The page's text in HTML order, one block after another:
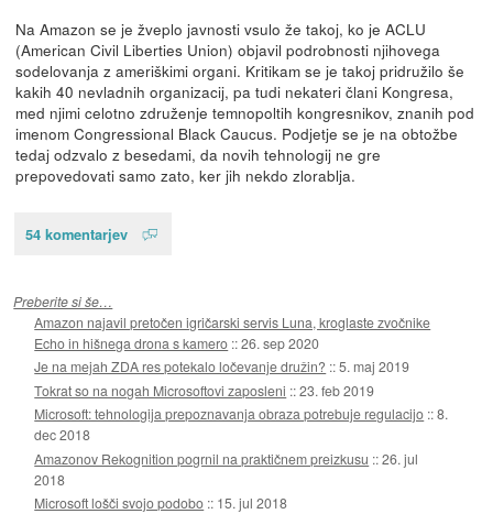
Na Amazon se je žveplo javnosti vsulo že takoj, ko je ACLU
(American Civil Liberties Union) objavil podrobnosti njihovega
sodelovanja z ameriškimi organi. Kritikam se je takoj pridružilo še
kakih 40 nevladnih organizacij, pa tudi nekateri člani Kongresa,
med njimi celotno združenje temnopoltih kongresnikov, znanih pod
imenom Congressional Black Caucus. Podjetje se je na obtožbe
tedaj odzvalo z besedami, da novih tehnologij ne gre
prepovedovati samo zato, ker jih nekdo zlorablja.
54 komentarjev
Preberite si še…
Amazon najavil pretočen igričarski servis Luna, kroglaste zvočnike
Echo in hišnega drona s kamero ::26. sep 2020
Je na mejah ZDA res potekalo ločevanje družin? ::5. maj 2019
Tokrat so na nogah Microsoftovi zaposleni ::23. feb 2019
Microsoft: tehnologija prepoznavanja obraza potrebuje regulacijo ::8.
dec 2018
Amazonov Rekognition pogrnil na praktičnem preizkusu ::26. jul
2018
Microsoft lošči svojo podobo :: 15. jul 2018